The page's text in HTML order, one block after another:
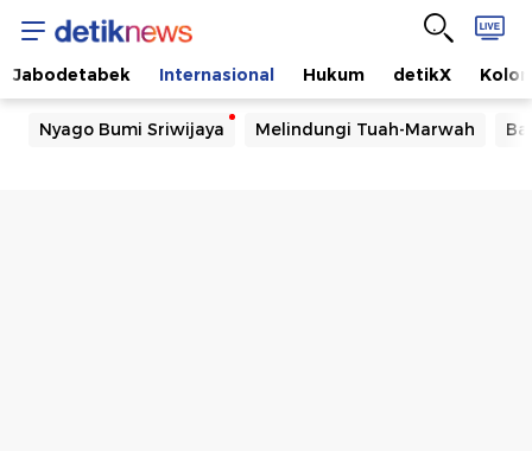
Jabodetabek Internasional Hukum detikX
Nyago Bumi Sriwijaya Melindungi Tuah-Marwah